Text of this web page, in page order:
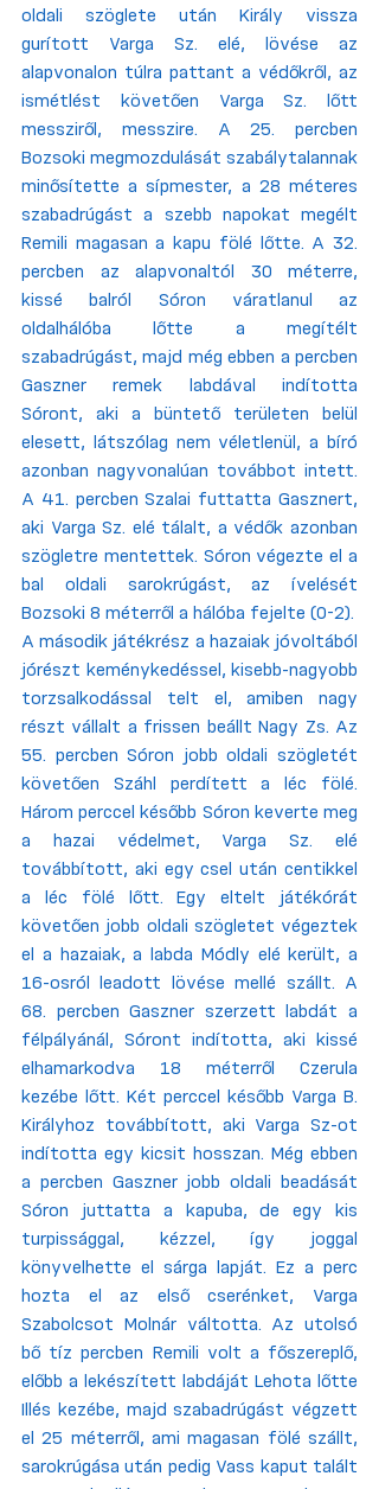
oldali szöglete után Király vissza
gurított Varga Sz. elé, lövése az
alapvonalon túlra pattant a védőkről, az
ismétlést követően Varga Sz. lőtt
messziről, messzire. A 25. percben
Bozsoki megmozdulását szabálytalannak
minősítette a sípmester, a 28 méteres
szabadrúgást a szebb napokat megélt
Remili magasan a kapu fölé lőtte. A 32.
percben az alapvonaltól 30 méterre,
kissé balról Sóron váratlanul az
oldalhálóba lőtte a megítélt
szabadrúgást, majd még ebben a percben
Gaszner remek labdával indította
Sóront, aki a büntető területen belül
elesett, látszólag nem véletlenül, a bíró
azonban nagyvonalúan továbbot intett.
A 41. percben Szalai futtatta Gasznert,
aki Varga Sz. elé tálalt, a védők azonban
szögletre mentettek. Sóron végezte el a
bal oldali sarokrúgást, az ívelését
A második játékrész a hazaiak jóvoltából
jórészt keménykedéssel, kisebb-nagyobb
torzsalkodással telt el, amiben nagy
részt vállalt a frissen beállt Nagy Zs. Az
55. percben Sóron jobb oldali szögletét
követően Száhl perdített a léc fölé.
Három perccel később Sóron keverte meg
a hazai védelmet, Varga Sz. elé
továbbított, aki egy csel után centikkel
a léc fölé lőtt. Egy eltelt játékórát
követően jobb oldali szögletet végeztek
el a hazaiak, a labda Módly elé került, a
16-osról leadott lövése mellé szállt. A
68. percben Gaszner szerzett labdát a
félpályánál, Sóront indította, aki kissé
elhamarkodva 18 méterről Czerula
kezébe lőtt. Két perccel később Varga B.
Királyhoz továbbított, aki Varga Sz-ot
indította egy kicsit hosszan. Még ebben
a percben Gaszner jobb oldali beadását
Sóron juttatta a kapuba, de egy kis
turpissággal, kézzel, így joggal
könyvelhette el sárga lapját. Ez a perc
hozta el az első cserénket, Varga
Szabolcsot Molnár váltotta. Az utolsó
bő tíz percben Remili volt a főszereplő,
előbb a lekészített labdáját Lehota lőtte
Illés kezébe, majd szabadrúgást végzett
el 25 méterről, ami magasan fölé szállt,
sarokrúgása után pedig Vass kaput talált